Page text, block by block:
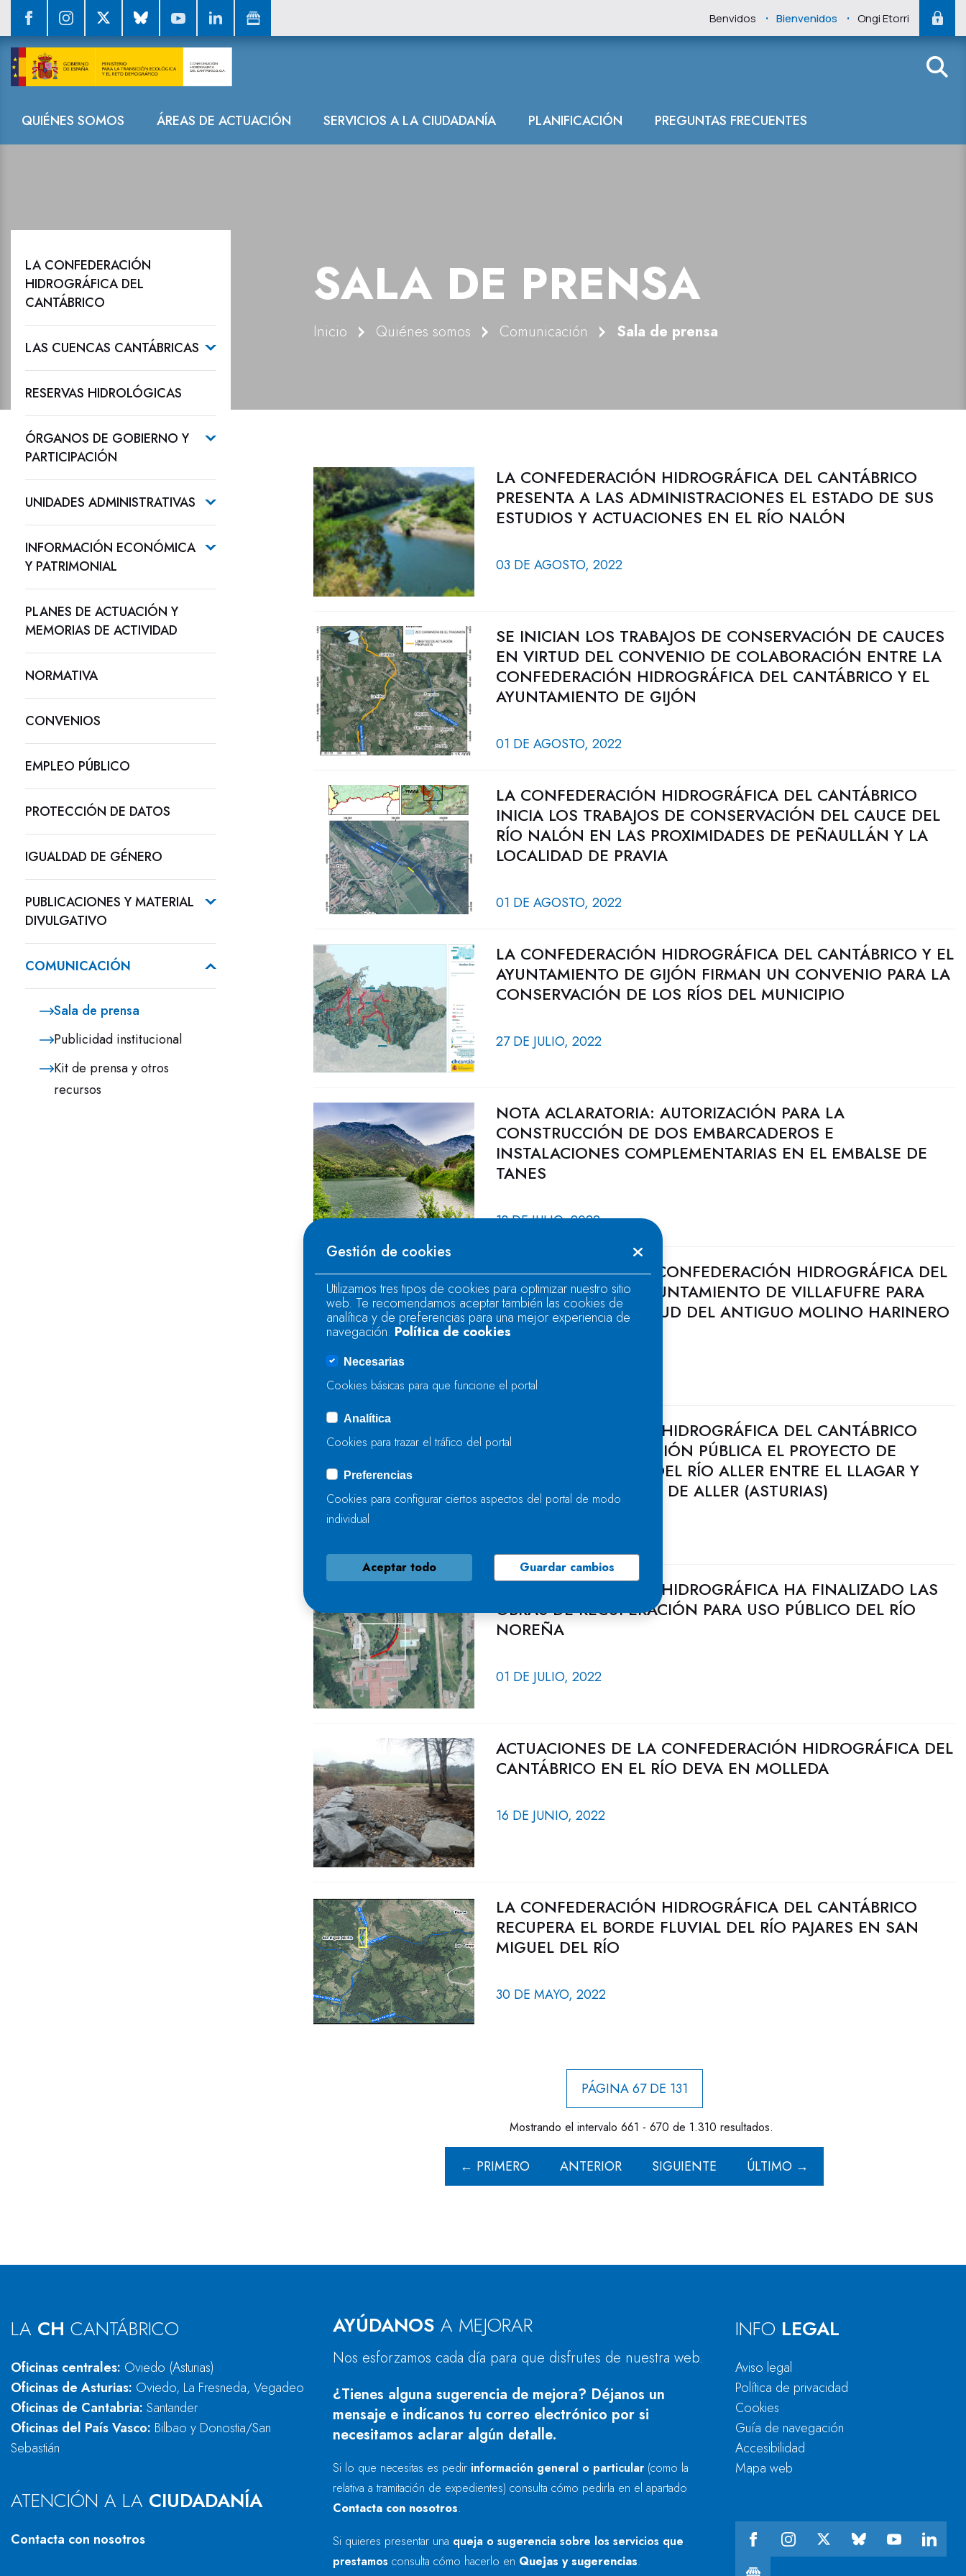
Benvidos . Bienvenidos . Ongi Etorri
Navegación
QUIÉNES SOMOS ÁREAS DE ACTUACIÓN SERVICIOS A LA CIUDADANÍA PLANIFICACIÓN PREGUNTAS FRECUENTES
Sala de prensa
SALA DE PRENSA
Inicio Quiénes somos Comunicación Sala de prensa
LA CONFEDERACIÓN
HIDROGRÁFICA DEL
CANTÁBRICO
LAS CUENCAS CANTÁBRICAS
RESERVAS HIDROLÓGICAS
ÓRGANOS DE GOBIERNO Y
PARTICIPACIÓN
UNIDADES ADMINISTRATIVAS
INFORMACIÓN ECONÓMICA
Y PATRIMONIAL
PLANES DE ACTUACIÓN Y
MEMORIAS DE ACTIVIDAD
NORMATIVA
CONVENIOS
EMPLEO PÚBLICO
PROTECCIÓN DE DATOS
IGUALDAD DE GÉNERO
PUBLICACIONES Y MATERIAL
DIVULGATIVO
COMUNICACIÓN
Sala de prensa
Publicidad institucional
Kit de prensa y otros
recursos
LA CONFEDERACIÓN HIDROGRÁFICA DEL CANTÁBRICO
PRESENTA A LAS ADMINISTRACIONES EL ESTADO DE SUS
ESTUDIOS Y ACTUACIONES EN EL RÍO NALÓN
03 DE AGOSTO, 2022
SE INICIAN LOS TRABAJOS DE CONSERVACIÓN DE CAUCES
EN VIRTUD DEL CONVENIO DE COLABORACIÓN ENTRE LA
CONFEDERACIÓN HIDROGRÁFICA DEL CANTÁBRICO Y EL
AYUNTAMIENTO DE GIJÓN
01 DE AGOSTO, 2022
LA CONFEDERACIÓN HIDROGRÁFICA DEL CANTÁBRICO
INICIA LOS TRABAJOS DE CONSERVACIÓN DEL CAUCE DEL
RÍO NALÓN EN LAS PROXIMIDADES DE PEÑAULLÁN Y LA
LOCALIDAD DE PRAVIA
01 DE AGOSTO, 2022
LA CONFEDERACIÓN HIDROGRÁFICA DEL CANTÁBRICO Y EL
AYUNTAMIENTO DE GIJÓN FIRMAN UN CONVENIO PARA LA
CONSERVACIÓN DE LOS RÍOS DEL MUNICIPIO
27 DE JULIO, 2022
NOTA ACLARATORIA: AUTORIZACIÓN PARA LA
CONSTRUCCIÓN DE DOS EMBARCADEROS E
INSTALACIONES COMPLEMENTARIAS EN EL EMBALSE DE
TANES
18 DE JULIO, 2022
ACUERDO ENTRE LA CONFEDERACIÓN HIDROGRÁFICA DEL
CANTÁBRICO Y EL AYUNTAMIENTO DE VILLAFUFRE PARA
PERMEABILIZAR EL AZUD DEL ANTIGUO MOLINO HARINERO
DE VEGA
12 DE JULIO, 2022
LA CONFEDERACIÓN HIDROGRÁFICA DEL CANTÁBRICO
SOMETE A INFORMACIÓN PÚBLICA EL PROYECTO DE
MEJORA AMBIENTAL DEL RÍO ALLER ENTRE EL LLAGAR Y
CABAÑAQUINTA. T.M. DE ALLER (ASTURIAS)
LA CONFEDERACIÓN HIDROGRÁFICA HA FINALIZADO LAS
OBRAS DE RECUPERACIÓN PARA USO PÚBLICO DEL RÍO
NOREÑA
01 DE JULIO, 2022
ACTUACIONES DE LA CONFEDERACIÓN HIDROGRÁFICA DEL
CANTÁBRICO EN EL RÍO DEVA EN MOLLEDA
16 DE JUNIO, 2022
LA CONFEDERACIÓN HIDROGRÁFICA DEL CANTÁBRICO
RECUPERA EL BORDE FLUVIAL DEL RÍO PAJARES EN SAN
MIGUEL DEL RÍO
30 DE MAYO, 2022
PÁGINA 67 DE 131
Mostrando el intervalo 661 - 670 de 1.310 resultados.
← PRIMERO ANTERIOR SIGUIENTE ÚLTIMO →
LA CH CANTÁBRICO
Oficinas centrales: Oviedo (Asturias)
Oficinas de Asturias: Oviedo, La Fresneda, Vegadeo
Oficinas de Cantabria: Santander
Oficinas del País Vasco: Bilbao y Donostia/San
Sebastián
ATENCIÓN A LA CIUDADANÍA
Contacta con nosotros
AYÚDANOS A MEJORAR
Nos esforzamos cada día para que disfrutes de nuestra web.
¿Tienes alguna sugerencia de mejora? Déjanos un
mensaje e indícanos tu correo electrónico por si
necesitamos aclarar algún detalle.
Si lo que necesitas es pedir información general o particular (como la
relativa a tramitación de expedientes) consulta cómo pedirla en el apartado
Contacta con nosotros.
Si quieres presentar una queja o sugerencia sobre los servicios que
prestamos consulta cómo hacerlo en Quejas y sugerencias.
INFO LEGAL
Aviso legal
Política de privacidad
Cookies
Guía de navegación
Accesibilidad
Mapa web
Gestión de cookies
Utilizamos tres tipos de cookies para optimizar nuestro sitio
web. Te recomendamos aceptar también las cookies de
analítica y de preferencias para una mejor experiencia de
navegación. Política de cookies
Necesarias
Cookies básicas para que funcione el portal
Analítica
Cookies para trazar el tráfico del portal
Preferencias
Cookies para configurar ciertos aspectos del portal de modo
individual
Aceptar todo Guardar cambios